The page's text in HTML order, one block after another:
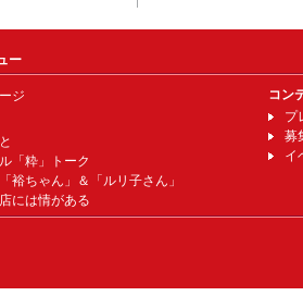
ー
ジ
「粋」トーク
裕ちゃん」＆「ルリ子さん」
には情がある
コン
プ
募
イ